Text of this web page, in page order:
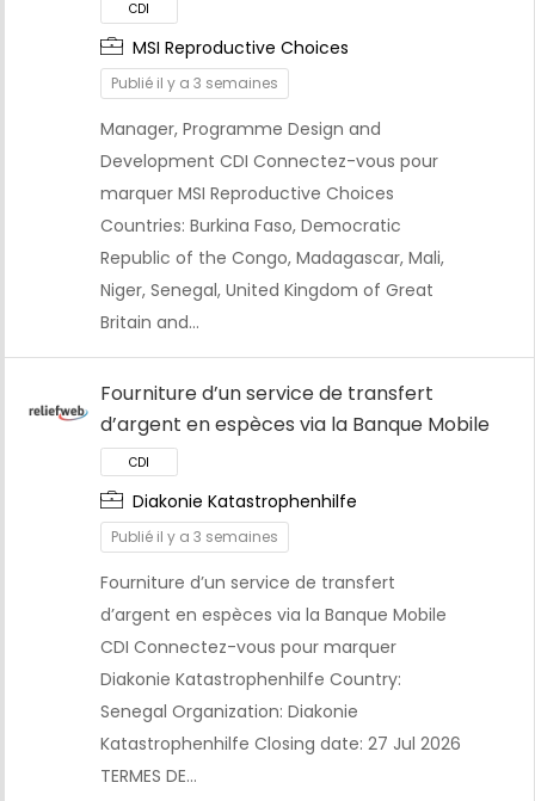
CDI
MSI Reproductive Choices
Publié il y a 3 semaines
Manager, Programme Design and
Development CDI Connectez-vous pour
marquer MSI Reproductive Choices
Countries: Burkina Faso, Democratic
Republic of the Congo, Madagascar, Mali,
Niger, Senegal, United Kingdom of Great
Britain and…
Fourniture d’un service de transfert
d’argent en espèces via la Banque Mobile
Diakonie Katastrophenhilfe
Publié il y a 3 semaines
Fourniture d’un service de transfert
d’argent en espèces via la Banque Mobile
CDI Connectez-vous pour marquer
Diakonie Katastrophenhilfe Country:
Senegal Organization: Diakonie
Katastrophenhilfe Closing date: 27 Jul 2026
TERMES DE…